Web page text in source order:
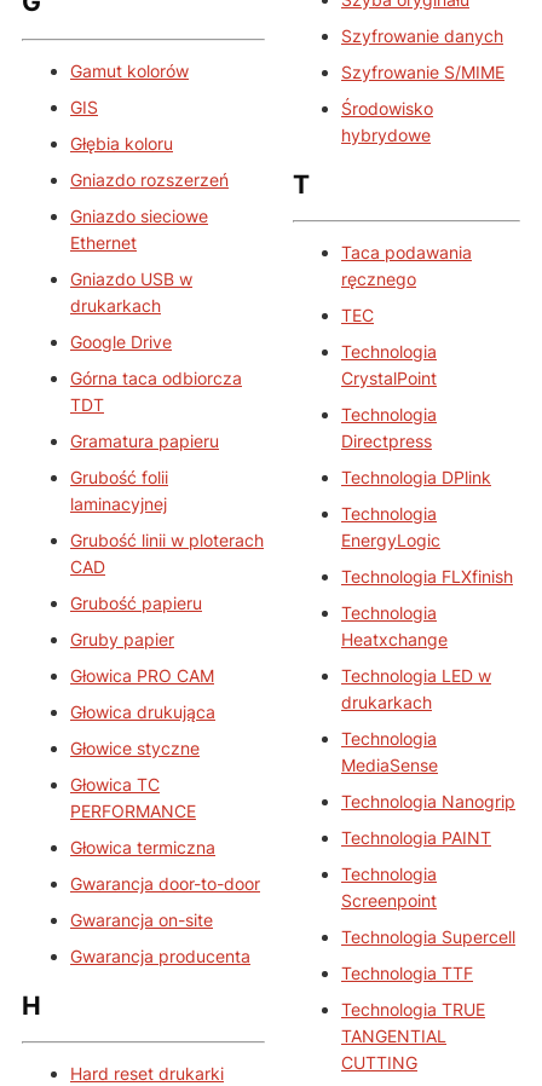
Gamut kolorów
GIS
Głębia koloru
Gniazdo rozszerzeń
Gniazdo sieciowe
Ethernet
Gniazdo USB w
drukarkach
Google Drive
Górna taca odbiorcza
TDT
Gramatura papieru
Grubość folii
laminacyjnej
Grubość linii w ploterach
CAD
Grubość papieru
Gruby papier
Głowica PRO CAM
Głowica drukująca
Głowice styczne
Głowica TC
PERFORMANCE
Głowica termiczna
Gwarancja door-to-door
Gwarancja on-site
Gwarancja producenta
H
Hard reset drukarki
Szyfrowanie danych
Szyfrowanie S/MIME
Środowisko
hybrydowe
T
Taca podawania
ręcznego
TEC
Technologia
CrystalPoint
Technologia
Directpress
Technologia DPlink
Technologia
EnergyLogic
Technologia FLXfinish
Technologia
Heatxchange
Technologia LED w
drukarkach
Technologia
MediaSense
Technologia Nanogrip
Technologia PAINT
Technologia
Screenpoint
Technologia Supercell
Technologia TTF
Technologia TRUE
TANGENTIAL
CUTTING